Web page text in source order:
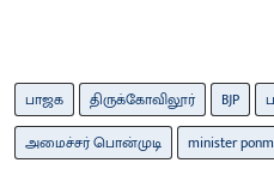
பாஜக திருக்கோவிலூர் BJP
அமைச்சர் பொன்முடி
minister